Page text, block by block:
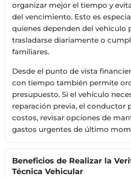
organizar mejor el tiempo y
del vencimiento. Esto es
quienes dependen del vehículo
trasladarse diariamente o
familiares.
Desde el punto de vista
con tiempo también permite
presupuesto. Si el vehículo
reparación previa, el conductor
costos, revisar opciones de
gastos urgentes de último
Beneficios de Realizar la
Técnica Vehicular